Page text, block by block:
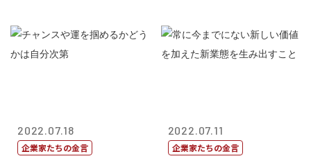
2022.07.18
企業家たちの金言
2022.07.11
企業家たちの金言